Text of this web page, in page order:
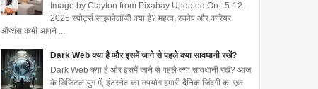
Image by Clayton from Pixabay Updated On : 5-12-
2025 स्पोर्ट्स साइकोलॉजी क्या है? महत्व, स्कोप और करियर
ऑप्शंस कभी आपने ...
Dark Web क्या है और इसमें जाने से पहले क्या सावधानी रखें?
Dark Web क्या है और इसमें जाने से पहले क्या सावधानी रखें? आज
के डिजिटल युग में, इंटरनेट का उपयोग हमारी दैनिक जिंदगी का एक